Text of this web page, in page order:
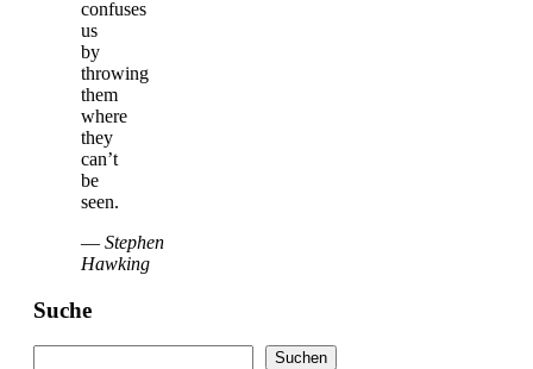
confuses
us
by
throwing
them
where
they
can’t
be
seen.
— Stephen
Hawking
Suche
Suchen